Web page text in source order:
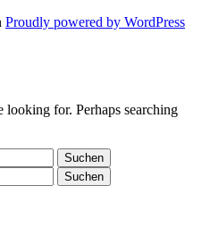
Proudly powered by WordPress
looking for. Perhaps searching